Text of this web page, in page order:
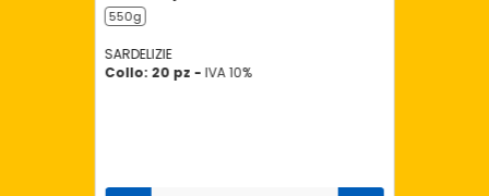
550g
SARDELIZIE
Collo: 20 pz - IVA 10%